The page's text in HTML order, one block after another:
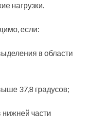
нагрузки.
если:
в области
37,8 градусов;
части